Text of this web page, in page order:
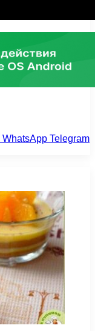
WhatsApp Telegram